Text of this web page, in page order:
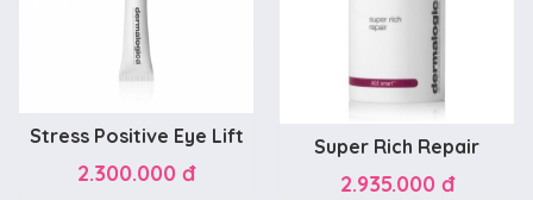
Stress Positive Eye Lift
2.300.000 đ
Super Rich Repair
2.935.000 đ